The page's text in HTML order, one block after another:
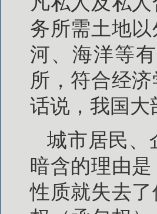
务所需土地
河、海洋等
所，符合经
话说，我国大
城市居民、
暗含的理由
性质就失去